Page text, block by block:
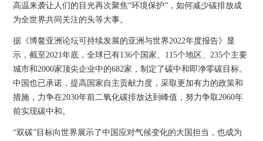
高温来袭让人们的目光再次聚焦“环境保护”，如何减少碳排放成
为全世界共同关注的头等大事。
据《博鳌亚洲论坛可持续发展的亚洲与世界2022年度报告》显
示，截至2021年底，全球已有136个国家、115个地区、235个主要
城市和2000家顶尖企业中的682家，制定了碳中和即净零碳目标。
中国也已承诺，提高国家自主贡献力度，采取更加有力的政策和
措施，力争在2030年前二氧化碳排放达到峰值，努力争取2060年
前实现碳中和。
“双碳”目标向世界展示了中国应对气候变化的大国担当，也成为